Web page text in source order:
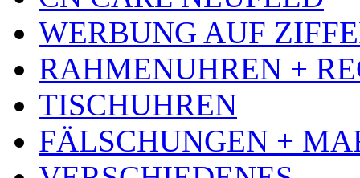
WERBUNG AUF
RAHMENUHREN +
TISCHUHREN
FÄLSCHUNGEN +